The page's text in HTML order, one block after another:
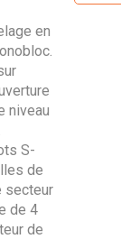
en
niveau
S-
de
secteur
de 4
de